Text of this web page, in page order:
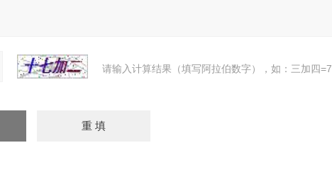
请输入计算结果（填写阿拉伯数字），如：三加四=7